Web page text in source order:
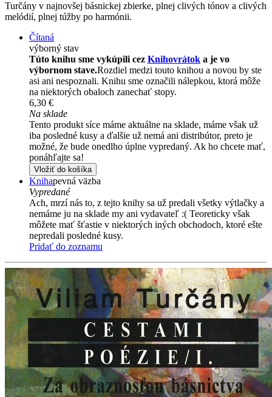
Turčány v najnovšej básnickej zbierke, plnej clivých tónov a clivých
melódií, plnej túžby po harmónii.
Čítaná
výborný stav
Túto knihu sme vykúpili cez Knihovrátok a je vo
výbornom stave.Rozdiel medzi touto knihou a novou by ste
asi ani nespoznali. Knihu sme označili nálepkou, ktorá môže
na niektorých obaloch zanechať stopy.
6,30 €
Na sklade
Tento produkt síce máme aktuálne na sklade, máme však už
iba posledné kusy a ďalšie už nemá ani distribútor, preto je
možné, že bude onedlho úplne vypredaný. Ak ho chcete mať,
ponáhľajte sa!
Vložiť do košíka
Knihapevná väzba
Vypredané
Ach, mrzí nás to, z tejto knihy sa už predali všetky výtlačky a
nemáme ju na sklade my ani vydavateľ :( Teoreticky však
môžete mať šťastie v niektorých iných obchodoch, ktoré ešte
nepredali posledné kusy.
Pridať do zoznamu